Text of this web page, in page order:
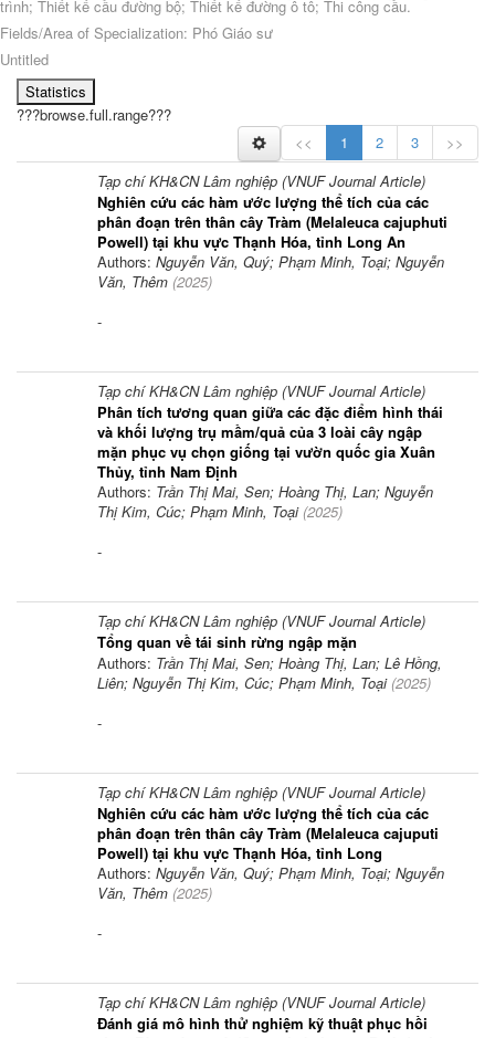
trình; Thiết kế cầu đường bộ; Thiết kế đường ô tô; Thi công cầu.
Fields/Area of Specialization: Phó Giáo sư
Untitled
Statistics
???browse.full.range???
<<
1 2 3
>>
Tạp chí KH&CN Lâm nghiệp (VNUF Journal Article)
Nghiên cứu các hàm ước lượng thể tích của các
phân đoạn trên thân cây Tràm (Melaleuca cajuphuti
Powell) tại khu vực Thạnh Hóa, tỉnh Long An
Authors: Nguyễn Văn, Quý; Phạm Minh, Toại; Nguyễn
Văn, Thêm (2025)
-
Tạp chí KH&CN Lâm nghiệp (VNUF Journal Article)
Phân tích tương quan giữa các đặc điểm hình thái
và khối lượng trụ mầm/quả của 3 loài cây ngập
mặn phục vụ chọn giống tại vườn quốc gia Xuân
Thủy, tỉnh Nam Định
Authors: Trần Thị Mai, Sen; Hoàng Thị, Lan; Nguyễn
Thị Kim, Cúc; Phạm Minh, Toại(2025)
-
Tạp chí KH&CN Lâm nghiệp (VNUF Journal Article)
Tổng quan về tái sinh rừng ngập mặn
Authors: Trần Thị Mai, Sen; Hoàng Thị, Lan; Lê Hồng,
Liên; Nguyễn Thị Kim, Cúc; Phạm Minh, Toại(2025)
-
Tạp chí KH&CN Lâm nghiệp (VNUF Journal Article)
Nghiên cứu các hàm ước lượng thể tích của các
phân đoạn trên thân cây Tràm (Melaleuca cajuputi
Powell) tại khu vực Thạnh Hóa, tỉnh Long
Authors: Nguyễn Văn, Quý; Phạm Minh, Toại; Nguyễn
Văn, Thêm (2025)
-
Tạp chí KH&CN Lâm nghiệp (VNUF Journal Article)
Đánh giá mô hình thử nghiệm kỹ thuật phục hồi